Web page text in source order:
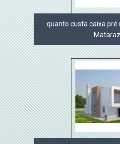
quanto custa caixa pré